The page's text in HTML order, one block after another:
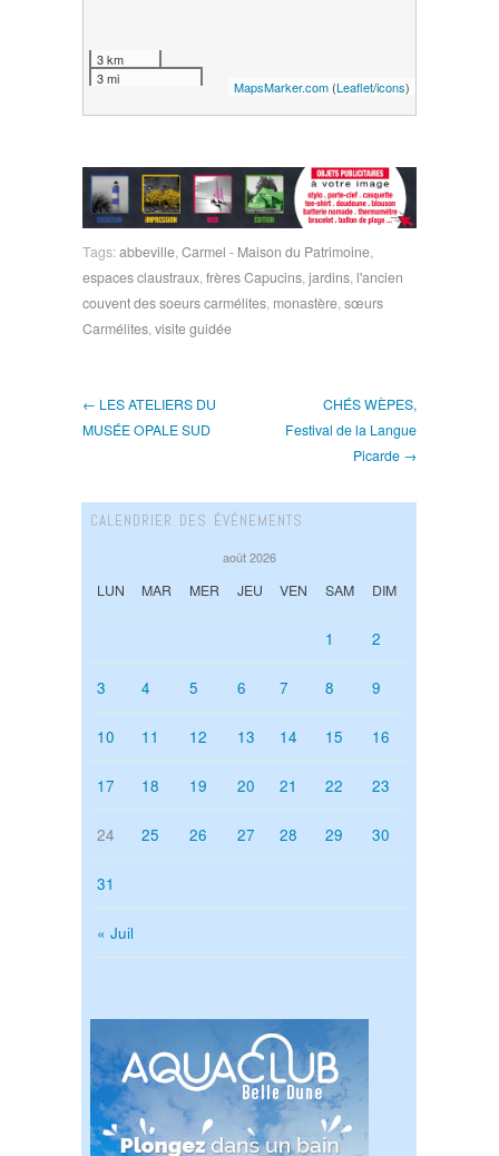
3 km
3 mi
MapsMarker.com (Leaflet/icons)
Tags:abbeville,Carmel - Maison du Patrimoine,
espaces claustraux,frères Capucins,jardins, l'ancien
couvent des soeurs carmélites, monastère,sœurs
Carmélites,visite guidée
← LES ATELIERS DU
MUSÉE OPALE SUD
CHÉS WÈPES,
Festival de la Langue
Picarde →
CALENDRIER DES ÉVÉNEMENTS
août 2026
LUN MAR MER JEU VEN SAM DIM
« Juil
1 2
3 4 5 6 7 8 9
10 11 12 13 14 15 16
17 18 19 20 21 22 23
24 25 26 27 28 29 30
31